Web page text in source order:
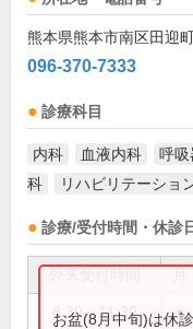
熊本県熊本市南区田迎
096-370-7333
診療科目
内科 血液内科 呼吸
科
リハビリテーショ
診療/受付時間・休診
8:30～11:30 ●
お盆(8月中旬)は休